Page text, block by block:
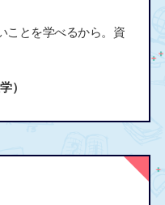
ことを学べるから。資
）